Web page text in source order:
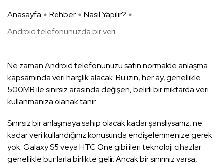
Anasayfa Rehber
Nasıl Yapılır?
Android telefonunuzda bir veri ...
Ne zaman Android telefonunuzu satın normalde anlaşma
kapsamında veri harçlık alacak. Bu izin, her ay, genellikle
500MB ile sınırsız arasında değişen, belirli bir miktarda veri
kullanmanıza olanak tanır.
Sınırsız bir anlaşmaya sahip olacak kadar şanslıysanız, ne
kadar veri kullandığınız konusunda endişelenmenize gerek
yok. Galaxy S5 veya HTC One gibi ileri teknoloji cihazlar
genellikle bunlarla birlikte gelir. Ancak bir sınırınız varsa,